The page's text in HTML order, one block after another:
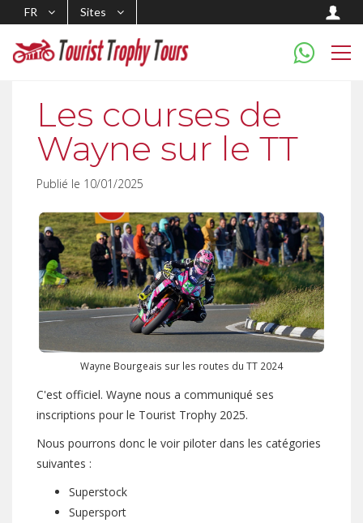
FR Sites
Les courses de
Wayne sur le TT
Publié le 10/01/2025
Wayne Bourgeais sur les routes du TT 2024
C'est officiel. Wayne nous a communiqué ses
inscriptions pour le Tourist Trophy 2025.
Nous pourrons donc le voir piloter dans les catégories
suivantes :
Superstock
Supersport